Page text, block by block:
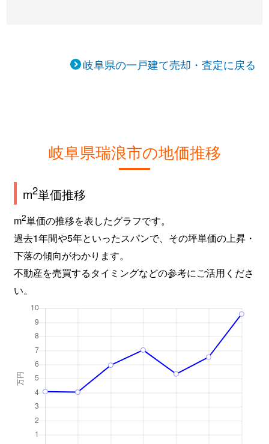
岐阜県の一戸建て売却・査定に戻る
岐阜県瑞浪市の地価推移
m2単価推移
m2単価の推移を表したグラフです。
過去1年間や5年といったスパンで、その坪単価の上昇・
下落の傾向がわかります。
不動産を売買するタイミングなどの参考にご活用くださ
い。